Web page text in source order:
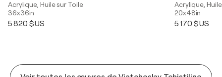
Acrylique, Huile sur Toile
36x36in
5 820 $US
Acrylique,
20x48in
5 170 $US